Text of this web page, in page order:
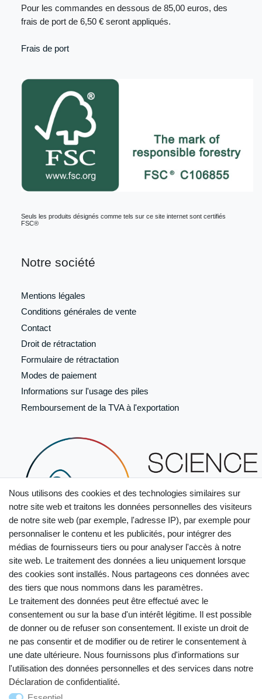
Pour les commandes en dessous de 85,00 euros, des
frais de port de 6,50 € seront appliqués.
Frais de port
Seuls les produits désignés comme tels sur ce site internet sont certifiés
FSC®
Notre société
Mentions légales
Conditions générales de vente
Contact
Droit de rétractation
Formulaire de rétractation
Modes de paiement
Informations sur l'usage des piles
Remboursement de la TVA à l'exportation
Droit de rétractation Mentions légales
Nous utilisons des cookies et des technologies similaires sur
notre site web et traitons les données personnelles des visiteurs
de notre site web (par exemple, l'adresse IP), par exemple pour
personnaliser le contenu et les publicités, pour intégrer des
médias de fournisseurs tiers ou pour analyser l'accès à notre
site web. Le traitement des données a lieu uniquement lorsque
des cookies sont installés. Nous partageons ces données avec
des tiers que nous nommons dans les paramètres.
Le traitement des données peut être effectué avec le
consentement ou sur la base d'un intérêt légitime. Il est possible
de donner ou de refuser son consentement. Il existe un droit de
ne pas consentir et de modifier ou de retirer le consentement à
une date ultérieure. Nous fournissons plus d'informations sur
l'utilisation des données personnelles et des services dans notre
Déclaration de confidentialité.